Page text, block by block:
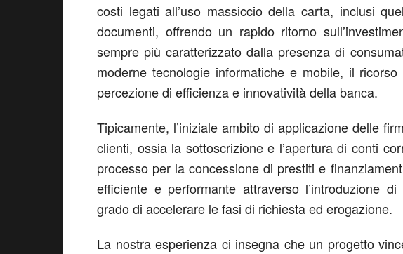
costi legati all’uso massiccio della carta, inclusi
documenti, offrendo un rapido ritorno
sempre più caratterizzato dalla presenza di
moderne tecnologie informatiche e mobile, il
percezione di efficienza e innovatività della banca.
Tipicamente, l’iniziale ambito di applicazione delle
clienti, ossia la sottoscrizione e l’apertura di conti
processo per la concessione di prestiti e
efficiente e performante attraverso l’introduzione
grado di accelerare le fasi di richiesta ed erogazione.
La nostra esperienza ci insegna che un progetto